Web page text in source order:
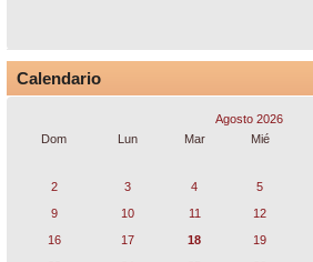
Calendario
Agosto 2026
Dom
Lun Mar Mié
2
3 4 5
9
10 11 12
16
17 18 19